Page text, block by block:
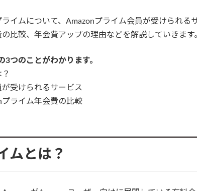
ライムについて、Amazonプライム会員が受けられる
比較、年会費アップの理由などを解説していきます
3つのことがわかります。
が受けられるサービス
プライム年会費の比較
ムとは？